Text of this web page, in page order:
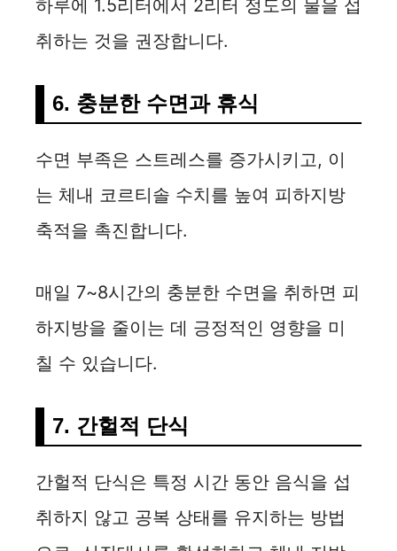
하루에 1.5리터에서 2리터 정도의 물을 섭
취하는 것을 권장합니다.
6. 충분한 수면과 휴식
수면 부족은 스트레스를 증가시키고, 이
는 체내 코르티솔 수치를 높여 피하지방
축적을 촉진합니다.
매일 7~8시간의 충분한 수면을 취하면 피
하지방을 줄이는 데 긍정적인 영향을 미
칠 수 있습니다.
7. 간헐적 단식
간헐적 단식은 특정 시간 동안 음식을 섭
취하지 않고 공복 상태를 유지하는 방법